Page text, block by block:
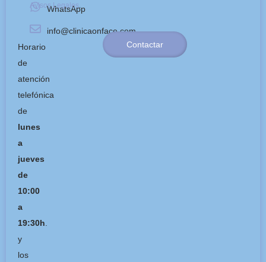
WhatsApp
info@clinicaonface.com
Horario
de
atención
telefónica
de
lunes
a
jueves
de
10:00
a
19:30h
y
los
Avisos Legales.
Contactar